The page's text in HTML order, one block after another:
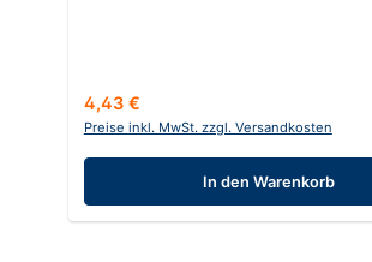
Regulärer Preis:
4,43 €
Preise inkl. MwSt. zzgl. Versandkosten
In den Warenkorb